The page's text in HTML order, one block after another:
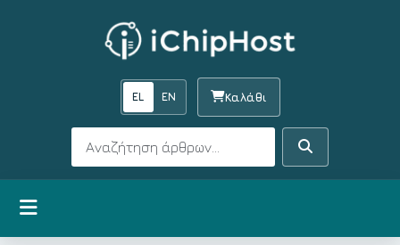
EL EN Καλάθι
Αναζήτηση
Αναζήτηση
Άνοιγμα μενού